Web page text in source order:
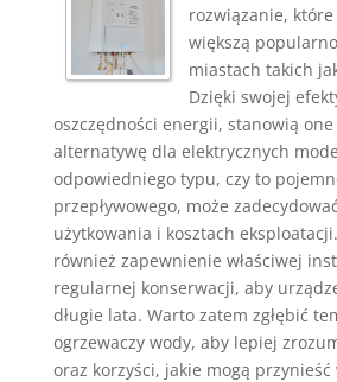
rozwiązanie,
większą
miastach takich
Dzięki swojej
oszczędności energii, stanowią
alternatywę dla elektrycznych
odpowiedniego typu, czy to
przepływowego, może
użytkowania i kosztach
również zapewnienie właściwej
regularnej konserwacji, aby
długie lata. Warto zatem zgłębić
ogrzewaczy wody, aby lepiej
oraz korzyści, jakie mogą